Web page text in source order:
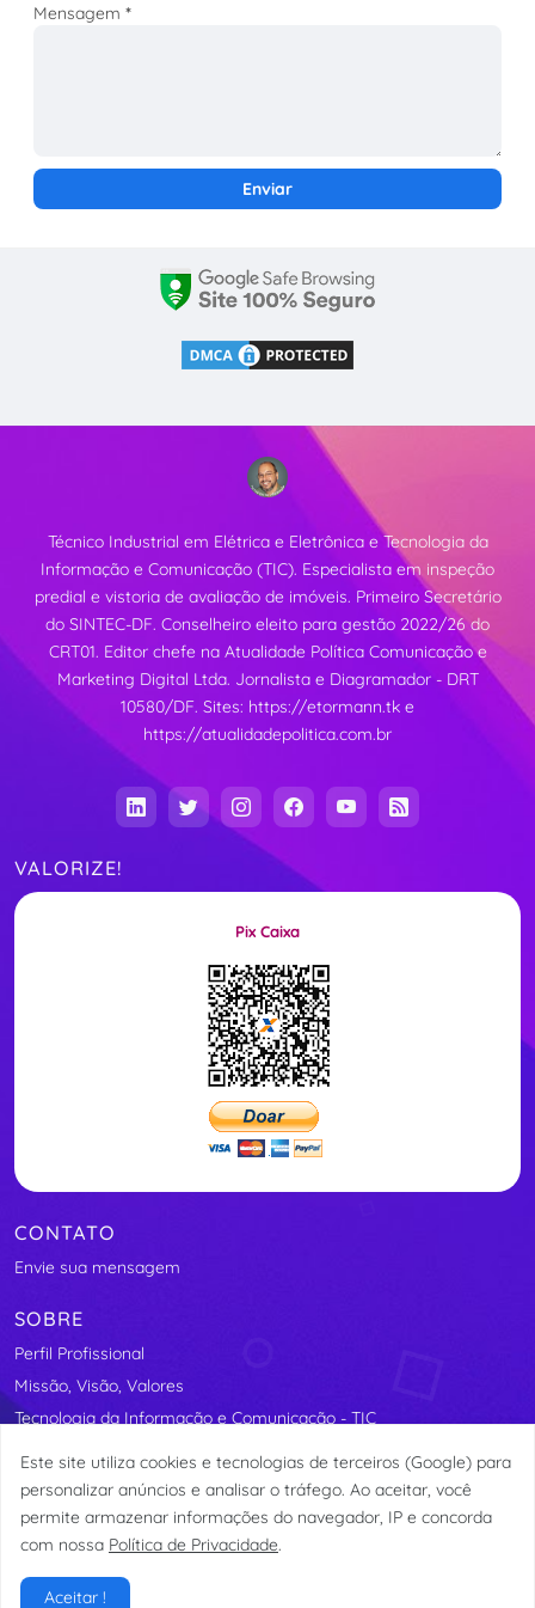
Mensagem*
Técnico Industrial em Elétrica e Eletrônica e Tecnologia da
Informação e Comunicação (TIC). Especialista em inspeção
predial e vistoria de avaliação de imóveis. Primeiro Secretário
do SINTEC-DF. Conselheiro eleito para gestão 2022/26 do
CRT01. Editor chefe na Atualidade Política Comunicação e
Marketing Digital Ltda. Jornalista e Diagramador - DRT
10580/DF. Sites: https://etormann.tk e
https://atualidadepolitica.com.br
VALORIZE!
Pix Caixa
CONTATO
Envie sua mensagem
SOBRE
Perfil Profissional
Missão, Visão, Valores
Tecnologia da Informação e Comunicação - TIC
Segurança Elétrica
Assosindicos - Associação de Síndicos do Distrito Federal
Este site utiliza cookies e tecnologias de terceiros (Google) para
personalizar anúncios e analisar o tráfego. Ao aceitar, você
permite armazenar informações do navegador, IP e concorda
com nossa Política de Privacidade.
Aceitar !